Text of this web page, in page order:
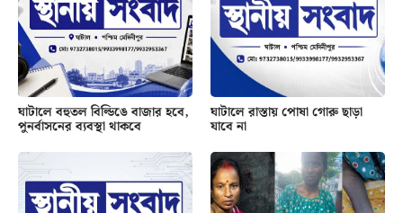
ঘাটালে বহুতল বিল্ডিঙে বাজার হবে,
পুনর্বাসনের ব্যবস্থা থাকবে
ঘাটালে রাস্তায় পোষা গোরু ছাড়া
যাবে না